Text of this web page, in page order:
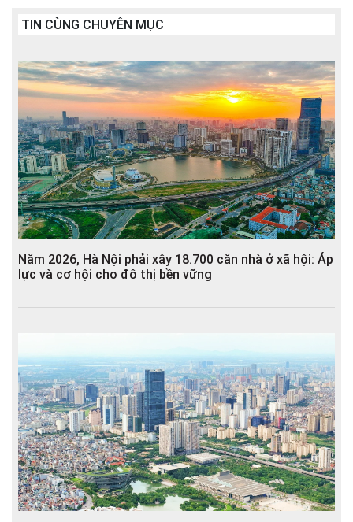
TIN CÙNG CHUYÊN MỤC
Năm 2026, Hà Nội phải xây 18.700 căn nhà ở xã hội: Áp
lực và cơ hội cho đô thị bền vững